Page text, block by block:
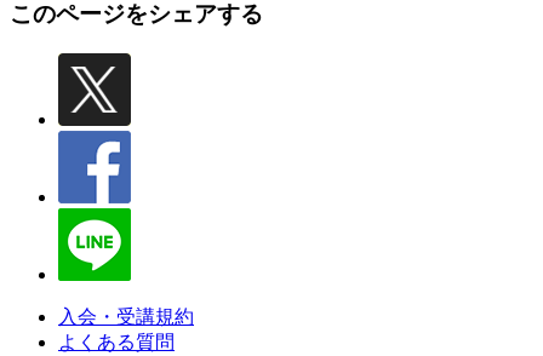
このページをシェアする
入会・受講規約
よくある質問